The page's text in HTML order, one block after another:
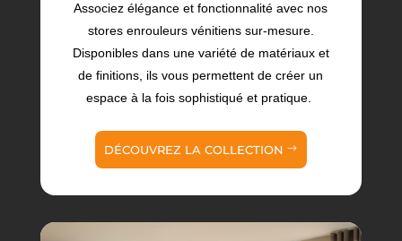
Associez élégance et fonctionnalité avec nos
stores enrouleurs vénitiens sur-mesure.
Disponibles dans une variété de matériaux et
de finitions, ils vous permettent de créer un
espace à la fois sophistiqué et pratique.
DÉCOUVREZ LA COLLECTION